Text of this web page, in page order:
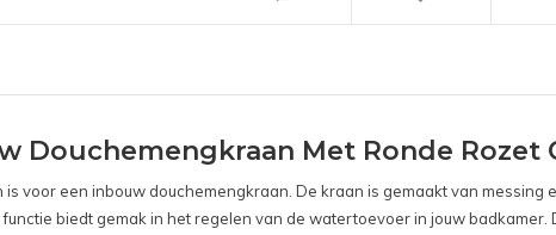
Douchemengkraan Met Ronde Rozet
voor een inbouw douchemengkraan. De kraan is gemaakt van
biedt gemak in het regelen van de watertoevoer in jouw